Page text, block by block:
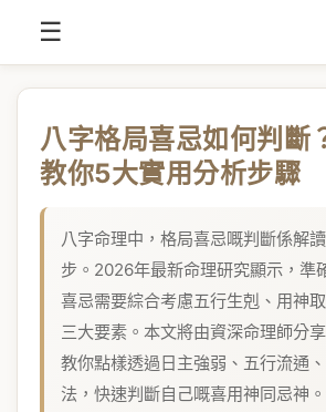
☰
八字格局喜忌如何判斷
教你5大實用分析步驟
八字命理中，格局喜忌嘅判斷係解
步。2026年最新命理研究顯示，準
喜忌需要綜合考慮五行生剋、用神
三大要素。本文將由資深命理師分
教你點樣透過日主強弱、五行流通
法，快速判斷自己嘅喜用神同忌神